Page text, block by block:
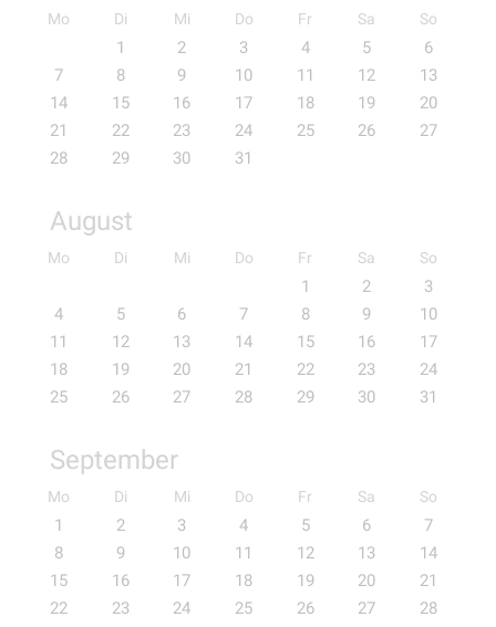
Mo Di Mi Do Fr Sa So
1 2 3 4 5
6
7
8 9 10 11 12
13
14
15 16 17 18 19
20
21
22 23 24 25 26
27
28
29 30 31
August
Mo Di Mi Do Fr Sa So
1 2
3
4
5 6 7 8 9
10
11
12 13 14 15 16
17
18
19 20 21 22 23
24
25
26 27 28 29 30 31
September
Mo Di Mi Do Fr Sa So
1 2 3 4 5 6
7
8
9 10 11 12 13
14
15
16 17 18 19 20
21
22
23 24 25 26 27
28